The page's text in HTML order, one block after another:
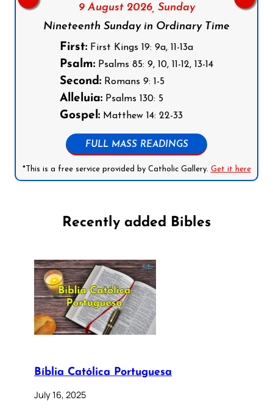
9 August 2026, Sunday
Nineteenth Sunday in Ordinary Time
First: First Kings 19: 9a, 11-13a
Psalm: Psalms 85: 9, 10, 11-12, 13-14
Second: Romans 9: 1-5
Alleluia: Psalms 130: 5
Gospel: Matthew 14: 22-33
FULL MASS READINGS
*This is a free service provided by Catholic Gallery. Get it here
Recently added Bibles
Bíblia Católica Portuguesa
July 16, 2025